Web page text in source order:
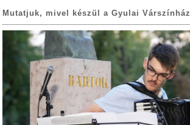
Mutatjuk, mivel készül a Gyulai Várszínház